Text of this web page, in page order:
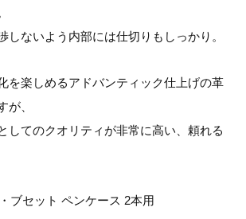
しないよう内部には仕切りもしっかり。
を楽しめるアドバンティック仕上げの革
が、
してのクオリティが非常に高い、頼れる
ブセット ペンケース 2本用